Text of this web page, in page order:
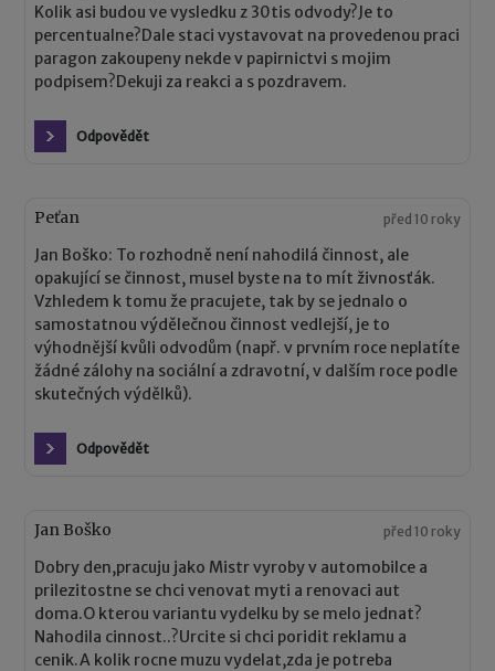
Kolik asi budou ve vysledku z 30tis odvody?Je to
percentualne?Dale staci vystavovat na provedenou praci
paragon zakoupeny nekde v papirnictvi s mojim
podpisem?Dekuji za reakci a s pozdravem.
Odpovědět
Peťan před 10 roky
Jan Boško: To rozhodně není nahodilá činnost, ale
opakující se činnost, musel byste na to mít živnosťák.
Vzhledem k tomu že pracujete, tak by se jednalo o
samostatnou výdělečnou činnost vedlejší, je to
výhodnější kvůli odvodům (např. v prvním roce neplatíte
žádné zálohy na sociální a zdravotní, v dalším roce podle
skutečných výdělků).
Odpovědět
Jan Boško před 10 roky
Dobry den,pracuju jako Mistr vyroby v automobilce a
prilezitostne se chci venovat myti a renovaci aut
doma.O kterou variantu vydelku by se melo jednat?
Nahodila cinnost..?Urcite si chci poridit reklamu a
cenik.A kolik rocne muzu vydelat,zda je potreba